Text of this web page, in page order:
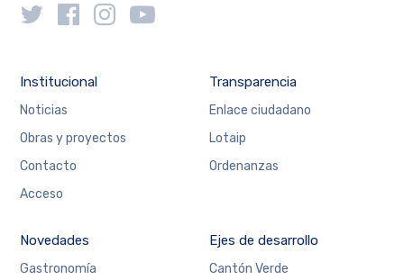
Institucional
Noticias
Obras y proyectos
Contacto
Acceso
Transparencia
Enlace ciudadano
Lotaip
Ordenanzas
Novedades
Gastronomía
Ejes de desarrollo
Cantón Verde